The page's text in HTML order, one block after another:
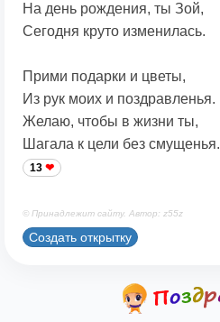
На день рождения, ты Зой,
Сегодня круто изменилась.
Прими подарки и цветы,
Из рук моих и поздравленья.
Желаю, чтобы в жизни ты,
Шагала к цели без смущенья.
13
© Принадлежит сайту. Автор: z55z
Создать открытку